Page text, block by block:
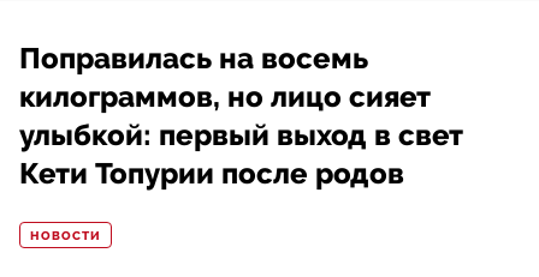
Поправилась на восемь
килограммов, но лицо сияет
улыбкой: первый выход в свет
Кети Топурии после родов
НОВОСТИ